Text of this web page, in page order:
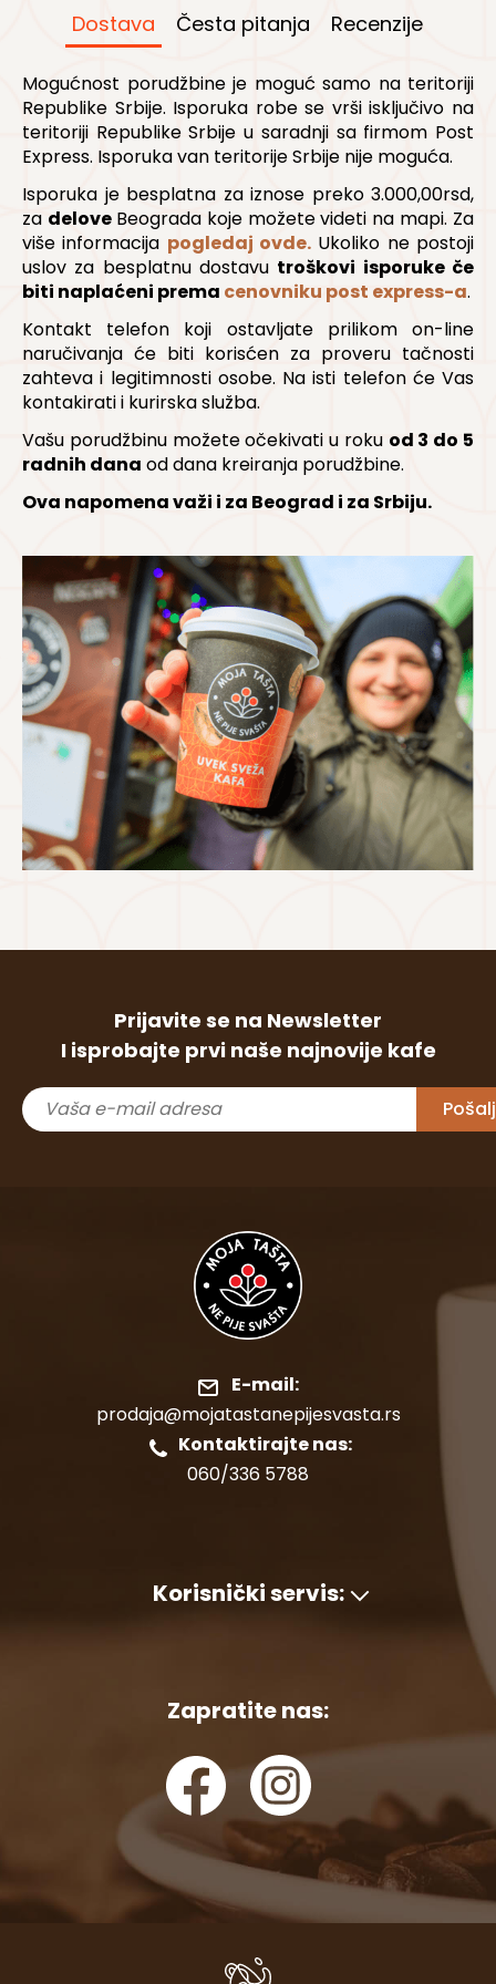
the
product
page
Dostava Česta pitanja Recenzije
Mogućnost porudžbine je moguć samo na teritoriji
Republike Srbije. Isporuka robe se vrši isključivo na
teritoriji Republike Srbije u saradnji sa firmom Post
Express. Isporuka van teritorije Srbije nije moguća.
Isporuka je besplatna za iznose preko 3.000,00rsd,
za delove Beograda koje možete videti na mapi. Za
više informacija pogledaj ovde. Ukoliko ne postoji
uslov za besplatnu dostavu troškovi isporuke če
biti naplaćeni prema cenovniku post express-a.
Kontakt telefon koji ostavljate prilikom on-line
naručivanja će biti korisćen za proveru tačnosti
zahteva i legitimnosti osobe. Na isti telefon će Vas
kontakirati i kurirska služba.
Vašu porudžbinu možete očekivati u roku od 3 do 5
radnih dana od dana kreiranja porudžbine.
Ova napomena važi i za Beograd i za Srbiju.
Prijavite se na Newsletter
I isprobajte prvi naše najnovije kafe
E-mail:
prodaja@mojatastanepijesvasta.rs
Kontaktirajte nas:
060/336 5788
Korisnički servis:
Zapratite nas: